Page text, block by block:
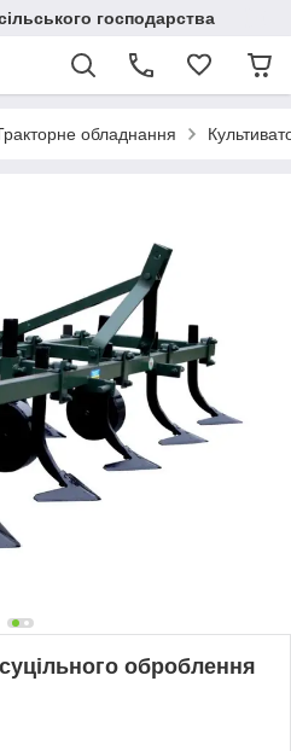
господарства
обладнання
оброблення